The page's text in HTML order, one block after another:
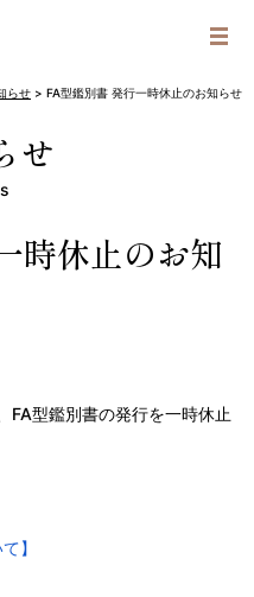
らせ > FA型鑑別書 発行一時休止のお知らせ
せ
時休止のお知
型鑑別書の発行を一時休止
】